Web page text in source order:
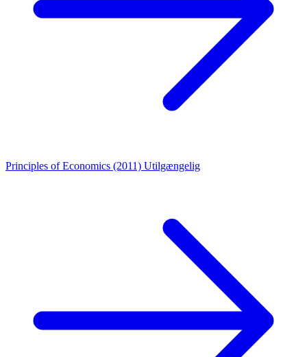
Principles of Economics (2011) Utilgængelig